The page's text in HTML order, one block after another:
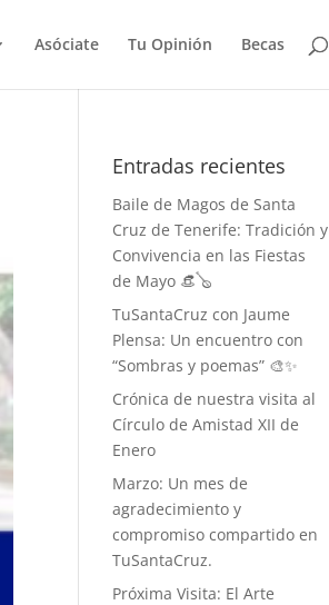
Asóciate Tu Opinión Becas
Entradas recientes
Baile de Magos de Santa
Cruz de Tenerife: Tradición y
Convivencia en las Fiestas
de Mayo 👒🪕
TuSantaCruz con Jaume
Plensa: Un encuentro con
“Sombras y poemas” 🎨✨
Crónica de nuestra visita al
Círculo de Amistad XII de
Enero
Marzo: Un mes de
agradecimiento y
compromiso compartido en
TuSantaCruz.
Próxima Visita: El Arte